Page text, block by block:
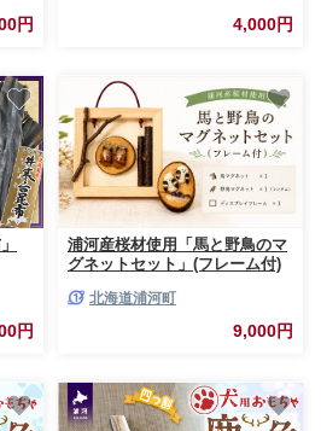
円 4,000円
円
浦河産桜材使用「馬と野鳥のマ
グネットセット」(フレーム付)
北海道浦河町
9,000円